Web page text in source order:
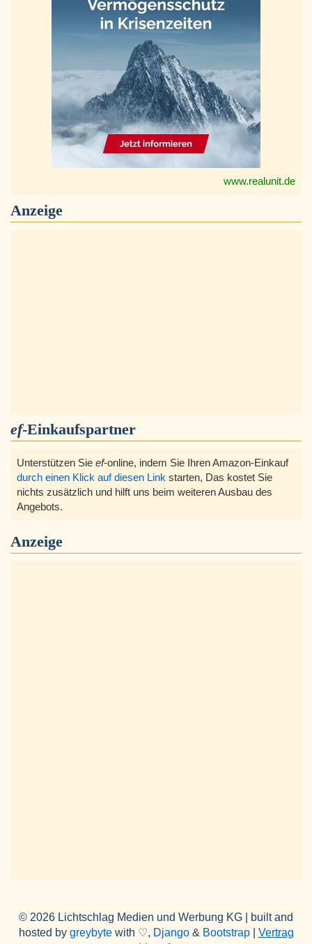
www.realunit.de
Anzeige
ef-Einkaufspartner
Unterstützen Sie ef-online, indem Sie Ihren Amazon-Einkauf
durch einen Klick auf diesen Link starten, Das kostet Sie
nichts zusätzlich und hilft uns beim weiteren Ausbau des
Angebots.
Anzeige
© 2026 Lichtschlag Medien und Werbung KG | built and
hosted by greybytewith ♡, Django& Bootstrap| Vertrag